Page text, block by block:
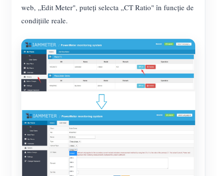
web, „Edit Meter", puteți selecta „CT Ratio" în funcție de
condițiile reale.